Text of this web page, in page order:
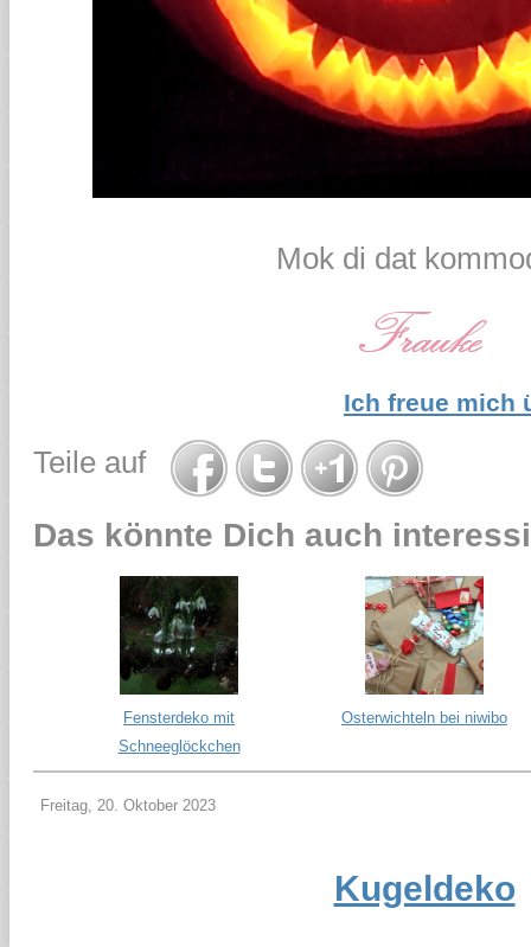
Mok di dat
Ich freue mich
Teile auf
Das könnte Dich auch
Fensterdeko mit
Schneeglöckchen
Osterwichteln bei niwibo
Freitag, 20. Oktober 2023
Kugeldeko